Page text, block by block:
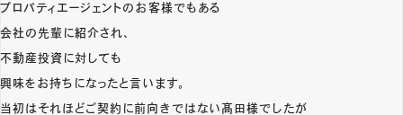
プロパティエージェントのお客様でもある
会社の先輩に紹介され、
不動産投資に対しても
興味をお持ちになったと言います。
当初はそれほどご契約に前向きではない髙田様でしたが